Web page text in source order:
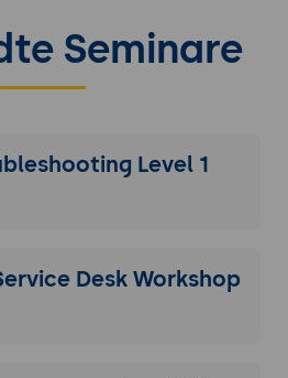
Seminare
Level 1
Desk Workshop